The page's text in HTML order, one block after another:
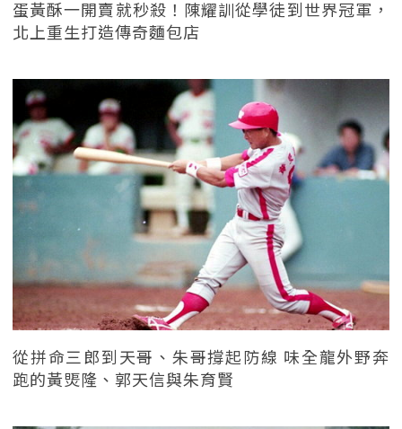
蛋黃酥一開賣就秒殺！陳耀訓從學徒到世界冠軍，
北上重生打造傳奇麵包店
從拼命三郎到天哥、朱哥撐起防線 味全龍外野奔
跑的黃煚隆、郭天信與朱育賢